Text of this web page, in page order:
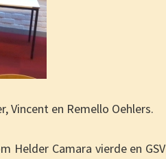
Vincent en Remello Oehlers.
Helder Camara vierde en GSV